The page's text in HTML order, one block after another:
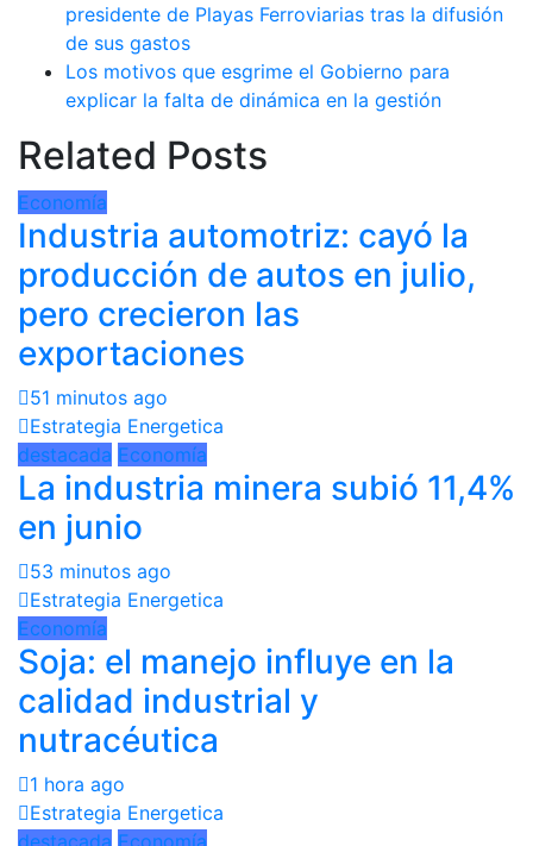
presidente de Playas Ferroviarias tras la difusión
de sus gastos
Los motivos que esgrime el Gobierno para
explicar la falta de dinámica en la gestión
Related Posts
Economía
Industria automotriz: cayó la
producción de autos en julio,
pero crecieron las
exportaciones
51 minutos ago
Estrategia Energetica
destacada Economía
La industria minera subió 11,4%
en junio
53 minutos ago
Estrategia Energetica
Economía
Soja: el manejo influye en la
calidad industrial y
nutracéutica
1 hora ago
Estrategia Energetica
destacada Economía